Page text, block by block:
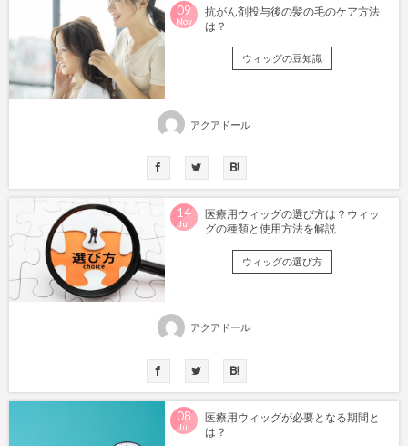
09
Nov
抗がん剤投与後の髪の毛のケア方法
は？
ウィッグの豆知識
アクアドール
14
Jul
医療用ウィッグの選び方は？ウィッ
グの種類と使用方法を解説
ウィッグの選び方
アクアドール
08
Jul
医療用ウィッグが必要となる期間と
は？